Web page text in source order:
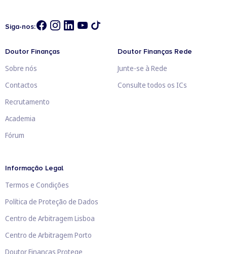
Siga-nos:
Doutor Finanças
Sobre nós
Contactos
Recrutamento
Academia
Fórum
Doutor Finanças Rede
Junte-se à Rede
Consulte todos os ICs
Informação Legal
Termos e Condições
Política de Proteção de Dados
Centro de Arbitragem Lisboa
Centro de Arbitragem Porto
Doutor Finanças Protege